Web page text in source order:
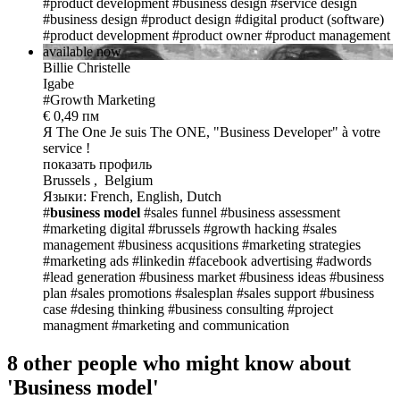
#business design #product design #digital product (software)
#product development #product owner #product management
available now
Billie Christelle
Igabe
#Growth Marketing
€ 0,49 пм
Я The One Je suis The ONE, "Business Developer" à votre
service !
показать профиль
Brussels , Belgium
Языки: French, English, Dutch
#business model #sales funnel #business assessment
#marketing digital #brussels #growth hacking #sales
management #business acqusitions #marketing strategies
#marketing ads #linkedin #facebook advertising #adwords
#lead generation #business market #business ideas #business
plan #sales promotions #salesplan #sales support #business
case #desing thinking #business consulting #project
managment #marketing and communication
8 other people who might know about
'Business model'